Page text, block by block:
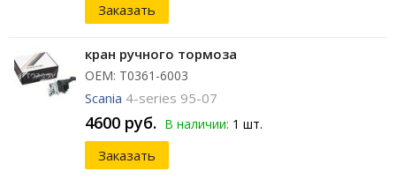
Заказать
кран ручного тормоза
ОЕМ: T0361-6003
Scania 4-series 95-07
4600 руб. В наличии: 1 шт.
Заказать